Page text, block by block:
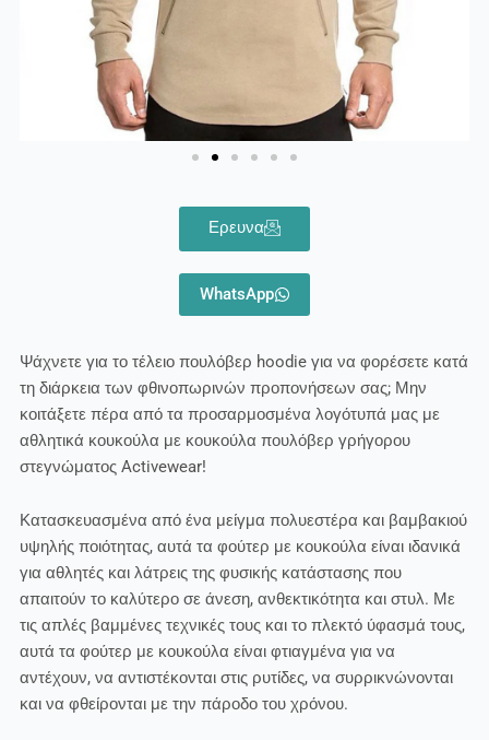
Ερευνα
WhatsApp
Ψάχνετε για το τέλειο πουλόβερ hoodie για να φορέσετε κατά
τη διάρκεια των φθινοπωρινών προπονήσεων σας; Μην
κοιτάξετε πέρα από τα προσαρμοσμένα λογότυπά μας με
αθλητικά κουκούλα με κουκούλα πουλόβερ γρήγορου
στεγνώματος Activewear!
Κατασκευασμένα από ένα μείγμα πολυεστέρα και βαμβακιού
υψηλής ποιότητας, αυτά τα φούτερ με κουκούλα είναι ιδανικά
για αθλητές και λάτρεις της φυσικής κατάστασης που
απαιτούν το καλύτερο σε άνεση, ανθεκτικότητα και στυλ. Με
τις απλές βαμμένες τεχνικές τους και το πλεκτό ύφασμά τους,
αυτά τα φούτερ με κουκούλα είναι φτιαγμένα για να
αντέχουν, να αντιστέκονται στις ρυτίδες, να συρρικνώνονται
και να φθείρονται με την πάροδο του χρόνου.